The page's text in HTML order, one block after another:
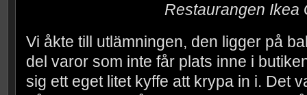
Restaurangen Ikea
Vi åkte till utlämningen, den ligger på
del varor som inte får plats inne i
sig ett eget litet kyffe att krypa in i. Det